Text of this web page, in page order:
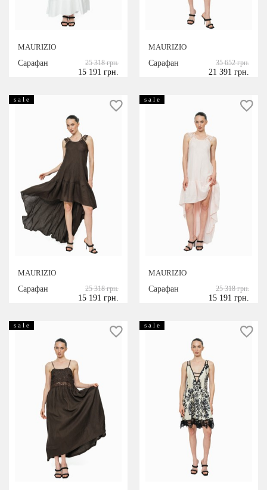
MAURIZIO
Сарафан
25 318 грн.
15 191 грн.
MAURIZIO
Сарафан
35 652 грн.
21 391 грн.
s a l e
MAURIZIO
Сарафан
25 318 грн.
15 191 грн.
s a l e
MAURIZIO
Сарафан
25 318 грн.
15 191 грн.
s a l e s a l e